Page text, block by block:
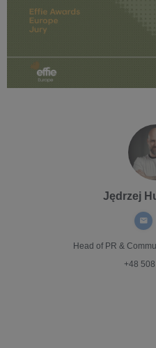
Jędrzej
Head of PR &
+48